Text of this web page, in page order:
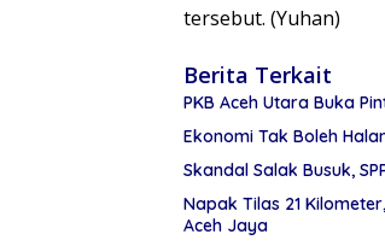
tersebut. (Yuhan)
Berita Terkait
PKB Aceh Utara Buka
Ekonomi Tak Boleh
Skandal Salak Busuk,
Napak Tilas 21
Aceh Jaya